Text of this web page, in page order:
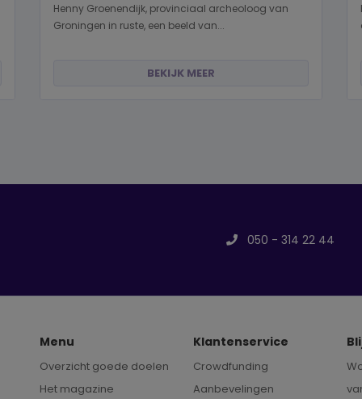
Henny Groenendijk, provinciaal archeoloog van
Groningen in ruste, een beeld van...
BEKIJK MEER
050 - 314 22 44
Menu
Overzicht goede doelen
Het magazine
Klantenservice
Crowdfunding
Aanbevelingen